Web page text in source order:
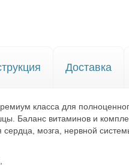
Доставка
класса для
Баланс витаминов и
мозга, нервной